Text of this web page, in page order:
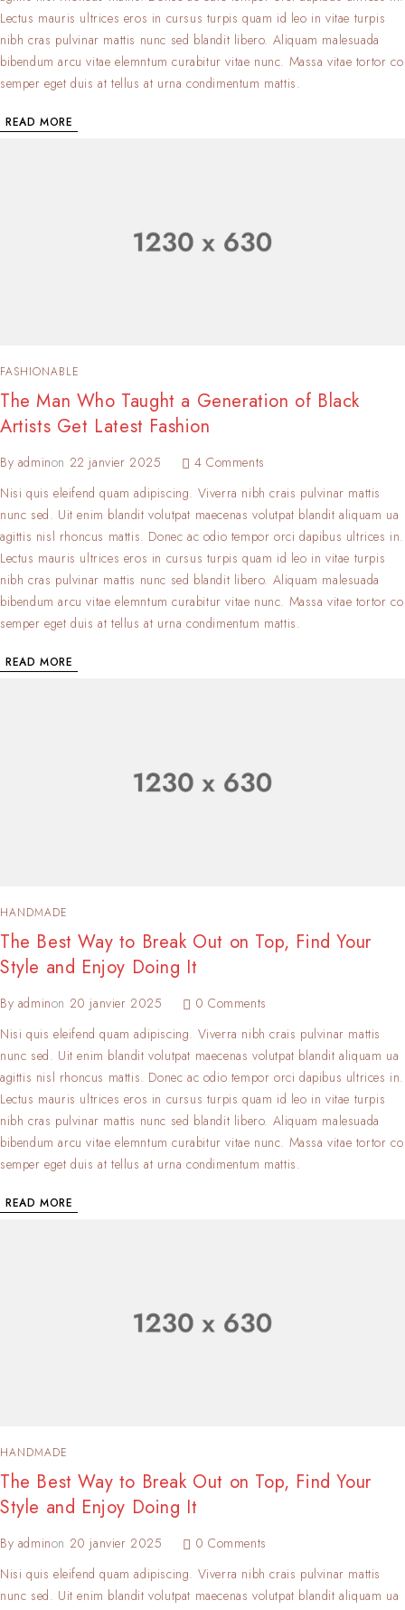
Lectus mauris ultrices eros in cursus turpis quam id leo in vitae turpis
nibh cras pulvinar mattis nunc sed blandit libero. Aliquam malesuada
bibendum arcu vitae elemntum curabitur vitae nunc. Massa vitae tortor co
semper eget duis at tellus at urna condimentum mattis.
READ MORE
FASHIONABLE
The Man Who Taught a Generation of Black
Artists Get Latest Fashion
By adminon 22 janvier 2025
4 Comments
Nisi quis eleifend quam adipiscing. Viverra nibh crais pulvinar mattis
nunc sed. Uit enim blandit volutpat maecenas volutpat blandit aliquam ua
agittis nisl rhoncus mattis. Donec ac odio tempor orci dapibus ultrices in.
Lectus mauris ultrices eros in cursus turpis quam id leo in vitae turpis
nibh cras pulvinar mattis nunc sed blandit libero. Aliquam malesuada
bibendum arcu vitae elemntum curabitur vitae nunc. Massa vitae tortor co
semper eget duis at tellus at urna condimentum mattis.
READ MORE
HANDMADE
The Best Way to Break Out on Top, Find Your
Style and Enjoy Doing It
By adminon 20 janvier 2025
0 Comments
Nisi quis eleifend quam adipiscing. Viverra nibh crais pulvinar mattis
nunc sed. Uit enim blandit volutpat maecenas volutpat blandit aliquam ua
agittis nisl rhoncus mattis. Donec ac odio tempor orci dapibus ultrices in.
Lectus mauris ultrices eros in cursus turpis quam id leo in vitae turpis
nibh cras pulvinar mattis nunc sed blandit libero. Aliquam malesuada
bibendum arcu vitae elemntum curabitur vitae nunc. Massa vitae tortor co
semper eget duis at tellus at urna condimentum mattis.
READ MORE
HANDMADE
The Best Way to Break Out on Top, Find Your
Style and Enjoy Doing It
By adminon 20 janvier 2025
0 Comments
Nisi quis eleifend quam adipiscing. Viverra nibh crais pulvinar mattis
nunc sed. Uit enim blandit volutpat maecenas volutpat blandit aliquam ua